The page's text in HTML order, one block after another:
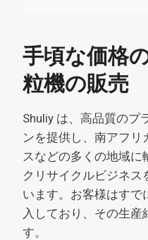
手頃な価格
粒機の販売
Shuliy は、高品質のプ
ンを提供し、南アフリ
スなどの多くの地域に
クリサイクルビジネス
います。お客様はすで
入しており、その生産
す。